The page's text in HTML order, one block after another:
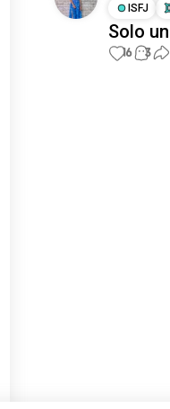
ISFJ
Solo
16 3